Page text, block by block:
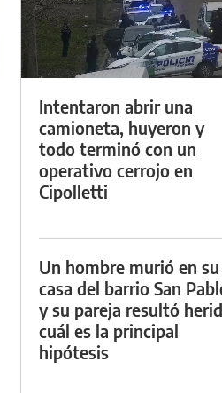
Intentaron abrir una
camioneta, huyeron y
todo terminó con un
operativo cerrojo en
Cipolletti
Un hombre murió en su
casa del barrio San
y su pareja resultó
cuál es la principal
hipótesis